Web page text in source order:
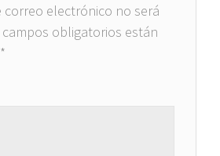
correo electrónico no será
campos obligatorios están
*